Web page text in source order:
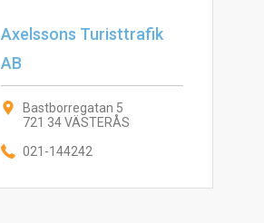
Axelssons Turisttrafik
AB
Bastborregatan 5
721 34 VÄSTERÅS
021-144242